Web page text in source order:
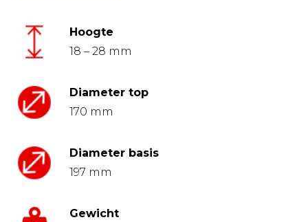
Hoogte
18 – 28 mm
Diameter top
170 mm
Diameter basis
197 mm
Gewicht